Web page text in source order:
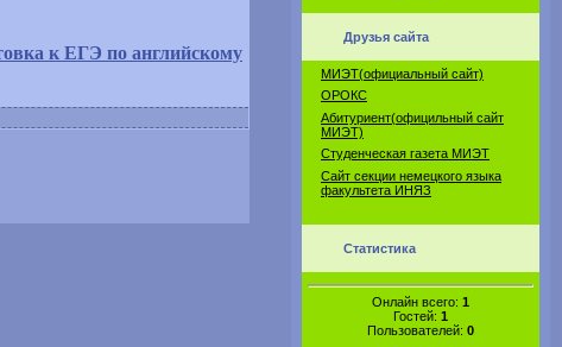
к ЕГЭ по английскому
Друзья сайта
МИЭТ(официальный сайт)
ОРОКС
Абитуриент(официльный сайт
МИЭТ)
Студенческая газета МИЭТ
Сайт секции немецкого языка
факультета ИНЯЗ
Статистика
Онлайн всего: 1
Гостей: 1
Пользователей: 0